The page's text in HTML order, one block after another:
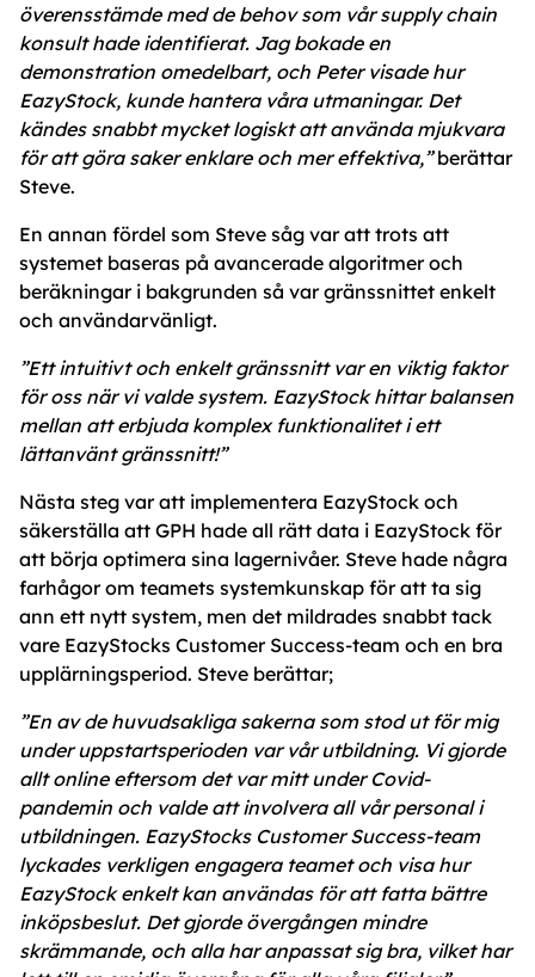
överensstämde med de behov som vår supply chain
konsult hade identifierat. Jag bokade en
demonstration omedelbart, och Peter visade hur
EazyStock, kunde hantera våra utmaningar. Det
kändes snabbt mycket logiskt att använda mjukvara
för att göra saker enklare och mer effektiva,”berättar
Steve.
En annan fördel som Steve såg var att trots att
systemet baseras på avancerade algoritmer och
beräkningar i bakgrunden så var gränssnittet enkelt
och användarvänligt.
”Ett intuitivt och enkelt gränssnitt var en viktig faktor
för oss när vi valde system. EazyStock hittar balansen
mellan att erbjuda komplex funktionalitet i ett
lättanvänt gränssnitt!”
Nästa steg var att implementera EazyStock och
säkerställa att GPH hade all rätt data i EazyStock för
att börja optimera sina lagernivåer. Steve hade några
farhågor om teamets systemkunskap för att ta sig
ann ett nytt system, men det mildrades snabbt tack
vare EazyStocks Customer Success-team och en bra
upplärningsperiod. Steve berättar;
”En av de huvudsakliga sakerna som stod ut för mig
under uppstartsperioden var vår utbildning. Vi gjorde
allt online eftersom det var mitt under Covid-
pandemin och valde att involvera all vår personal i
utbildningen. EazyStocks Customer Success-team
lyckades verkligen engagera teamet och visa hur
EazyStock enkelt kan användas för att fatta bättre
inköpsbeslut. Det gjorde övergången mindre
skrämmande, och alla har anpassat sig bra, vilket har